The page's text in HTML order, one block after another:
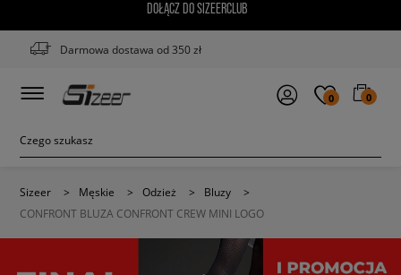
DOŁĄCZ DO SIZEERCLUB
Darmowa dostawa od 350 zł
0 0
Sizeer > Męskie > Odzież > Bluzy
>
CONFRONT BLUZA CONFRONT CREW MINI LOGO